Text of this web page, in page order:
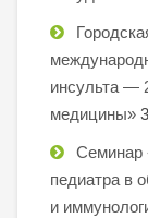
инсульта —
медицины»
Семинар
педиатра в
и